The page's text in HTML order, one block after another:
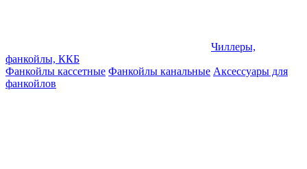
Чиллеры,
фанкойлы, ККБ
Фанкойлы кассетные Фанкойлы канальные Аксессуары для
фанкойлов